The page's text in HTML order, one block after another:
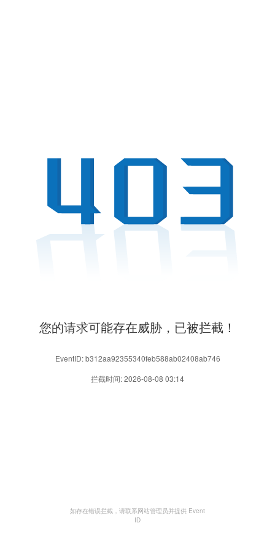
您的请求可能存在威胁，已被拦截！
EventID: b312aa92355340feb588ab02408ab746
拦截时间: 2026-08-08 03:14
如存在错误拦截，请联系网站管理员并提供 Event
ID